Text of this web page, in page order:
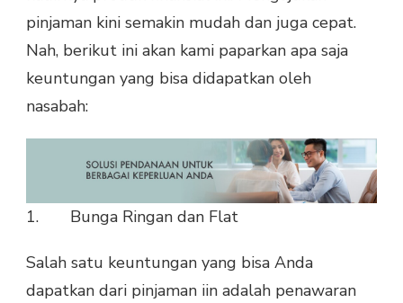
pinjaman kini semakin mudah dan juga cepat.
Nah, berikut ini akan kami paparkan apa saja
keuntungan yang bisa didapatkan oleh
nasabah:
1. Bunga Ringan dan Flat
Salah satu keuntungan yang bisa Anda
dapatkan dari pinjaman iin adalah penawaran